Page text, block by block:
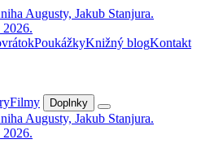
PoukážkyKnižný blogKontakt
Filmy Doplnky